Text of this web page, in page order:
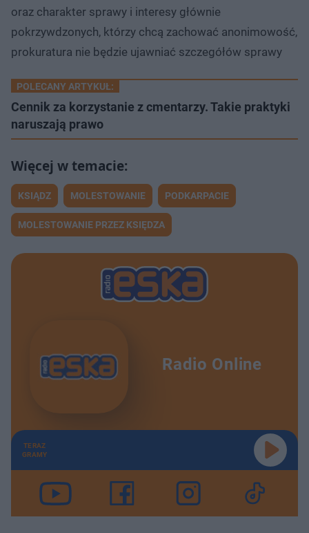
oraz charakter sprawy i interesy głównie
pokrzywdzonych, którzy chcą zachować anonimowość,
prokuratura nie będzie ujawniać szczegółów sprawy
POLECANY ARTYKUŁ:
Cennik za korzystanie z cmentarzy. Takie praktyki
naruszają prawo
KSIĄDZ MOLESTOWANIE PODKARPACIE
MOLESTOWANIE PRZEZ KSIĘDZA
Radio Online
TERAZ
GRAMY